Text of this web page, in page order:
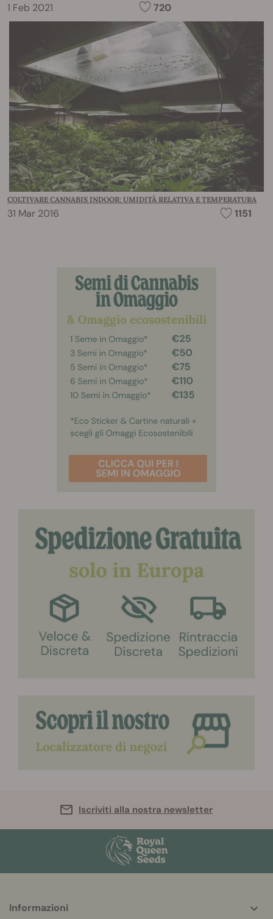
1 Feb 2021 720
COLTIVARE CANNABIS INDOOR: UMIDITÀ RELATIVA E TEMPERATURA
31 Mar 2016 1151
Iscriviti alla nostra newsletter
helpful
Informazioni